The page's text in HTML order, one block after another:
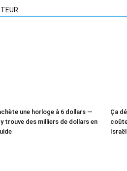
une horloge à 6 dollars —
trouve des milliers de dollars en
Ça